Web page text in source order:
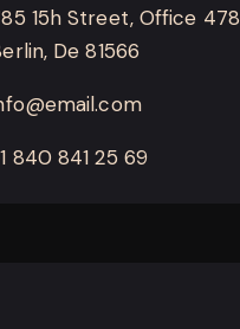
15h Street, Office 478
De 81566
840 841 25 69